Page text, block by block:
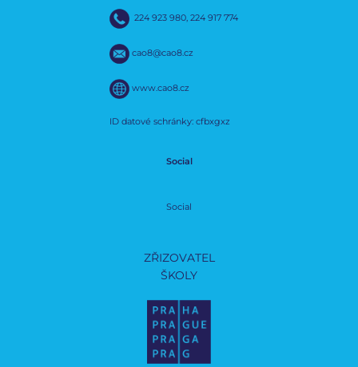
224 923 980, 224 917 774
cao8@cao8.cz
www.cao8.cz
ID datové schránky: cfbxgxz
Social
Social
ZŘIZOVATEL
ŠKOLY